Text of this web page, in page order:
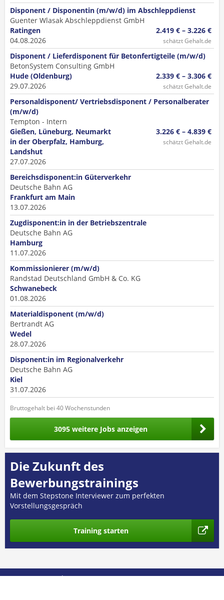
Disponent / Disponentin (m/w/d) im Abschleppdienst
Guenter Wlasak Abschleppdienst GmbH
Ratingen
04.08.2026
2.419 € – 3.226 €
schätzt Gehalt.de
Disponent / Lieferdisponent für Betonfertigteile (m/w/d)
BetonSystem Consulting GmbH
Hude (Oldenburg)
29.07.2026
2.339 € – 3.306 €
schätzt Gehalt.de
Personaldisponent/ Vertriebsdisponent / Personalberater
(m/w/d)
Tempton - Intern
Gießen, Lüneburg, Neumarkt
in der Oberpfalz, Hamburg,
Landshut
27.07.2026
3.226 € – 4.839 €
schätzt Gehalt.de
Bereichsdisponent:in Güterverkehr
Deutsche Bahn AG
Frankfurt am Main
13.07.2026
Zugdisponent:in in der Betriebszentrale
Deutsche Bahn AG
Hamburg
11.07.2026
Kommissionierer (m/w/d)
Randstad Deutschland GmbH & Co. KG
Schwanebeck
01.08.2026
Materialdisponent (m/w/d)
Bertrandt AG
Wedel
28.07.2026
Disponent:in im Regionalverkehr
Deutsche Bahn AG
Kiel
31.07.2026
Bruttogehalt bei 40 Wochenstunden
3095 weitere Jobs anzeigen
Die Zukunft des
Bewerbungstrainings
Mit dem Stepstone Interviewer zum perfekten
Vorstellungsgespräch
Training starten
© 2026 GEHALT.de